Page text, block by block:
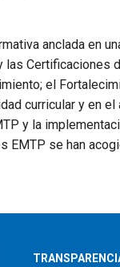
anclada en
Certificaciones
el
curricular y en
y la
EMTP se han